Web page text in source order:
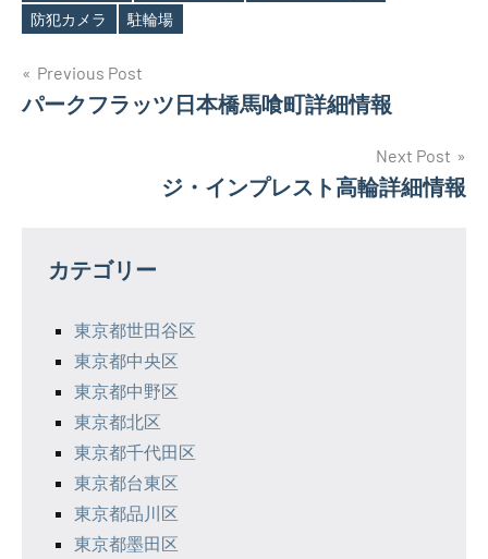
防犯カメラ
駐輪場
投
稿
ー
Previous Post
パークフラッツ日本橋馬喰町詳細情報
Next Post
ジ・インプレスト高輪詳細情報
カテゴリー
東京都世田谷区
東京都中央区
東京都中野区
東京都北区
東京都千代田区
東京都台東区
東京都品川区
東京都墨田区